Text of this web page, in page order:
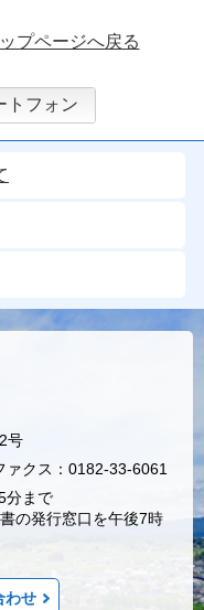
ップページへ戻る
トフォン
号
クス：0182-33-6061
分まで
の発行窓口を午後7時
わせ